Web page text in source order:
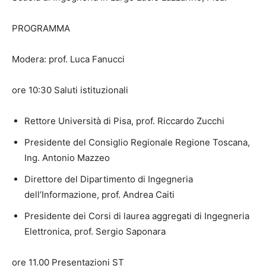
PROGRAMMA
Modera: prof. Luca Fanucci
ore 10:30 Saluti istituzionali
Rettore Università di Pisa, prof. Riccardo Zucchi
Presidente del Consiglio Regionale Regione Toscana,
Ing. Antonio Mazzeo
Direttore del Dipartimento di Ingegneria
dell’Informazione, prof. Andrea Caiti
Presidente dei Corsi di laurea aggregati di Ingegneria
Elettronica, prof. Sergio Saponara
ore 11.00 Presentazioni ST